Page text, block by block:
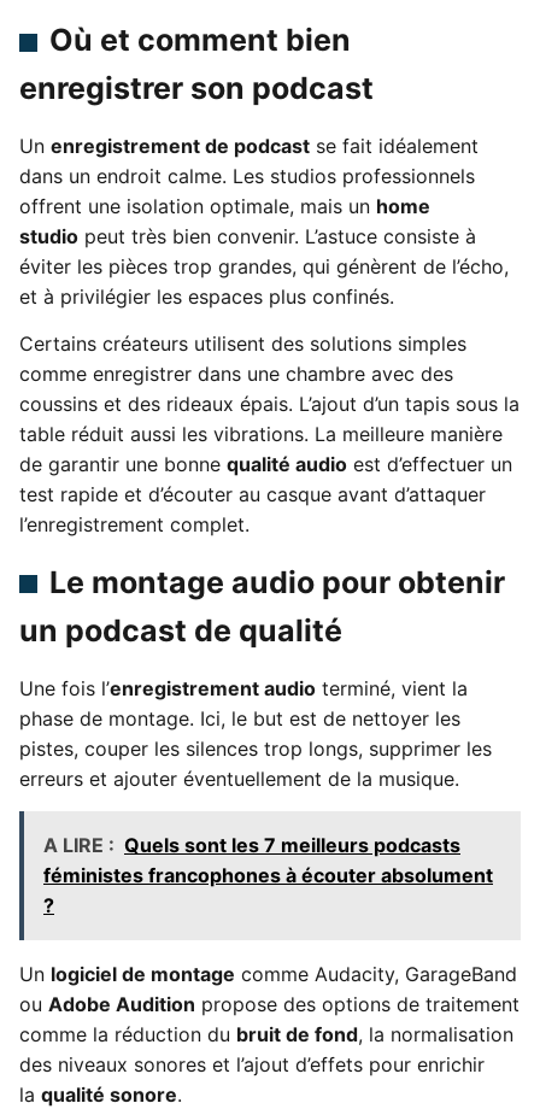
Où et comment bien
enregistrer son podcast
Un enregistrement de podcast se fait idéalement
dans un endroit calme. Les studios professionnels
offrent une isolation optimale, mais un home
studio peut très bien convenir. L’astuce consiste à
éviter les pièces trop grandes, qui génèrent de l’écho,
et à privilégier les espaces plus confinés.
Certains créateurs utilisent des solutions simples
comme enregistrer dans une chambre avec des
coussins et des rideaux épais. L’ajout d’un tapis sous la
table réduit aussi les vibrations. La meilleure manière
de garantir une bonne qualité audio est d’effectuer un
test rapide et d’écouter au casque avant d’attaquer
l’enregistrement complet.
Le montage audio pour obtenir
un podcast de qualité
Une fois l’enregistrement audio terminé, vient la
phase de montage. Ici, le but est de nettoyer les
pistes, couper les silences trop longs, supprimer les
erreurs et ajouter éventuellement de la musique.
A LIRE : Quels sont les 7 meilleurs podcasts
féministes francophones à écouter absolument
?
Un logiciel de montage comme Audacity, GarageBand
ou Adobe Audition propose des options de traitement
comme la réduction du bruit de fond, la normalisation
des niveaux sonores et l’ajout d’effets pour enrichir
la qualité sonore.